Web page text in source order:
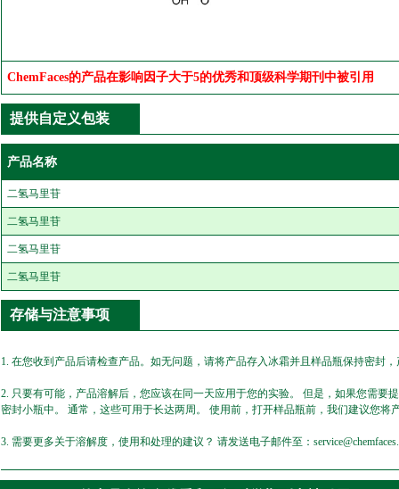
ChemFaces的产品在影响因子大于5的优秀和顶级科学期刊中被引用
提供自定义包装
产品名称
二氢马里苷
二氢马里苷
二氢马里苷
二氢马里苷
存储与注意事项
1. 在您收到产品后请检查产品。如无问题，请将产品存入冰霜并且样品瓶保持密封
2. 只要有可能，产品溶解后，您应该在同一天应用于您的实验。 但是，如果您需
密封小瓶中。 通常，这些可用于长达两周。 使用前，打开样品瓶前，我们建议您将
3. 需要更多关于溶解度，使用和处理的建议？ 请发送电子邮件至：